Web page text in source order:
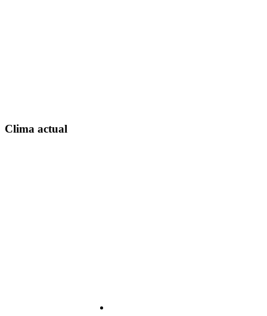
Clima actual